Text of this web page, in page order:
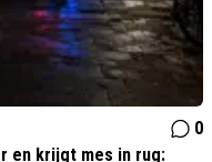
0
en krijgt mes in rug: